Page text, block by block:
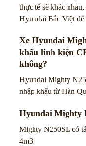
thực tế sẽ khác
Hyundai Bắc Việt để
Xe Hyundai
khẩu linh kiện
không?
Hyundai Mighty
nhập khẩu từ Hàn
Hyundai Mighty
Mighty N250SL có
4m3.